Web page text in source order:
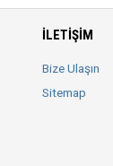
İLETIŞIM
Bize Ulaşın
Sitemap